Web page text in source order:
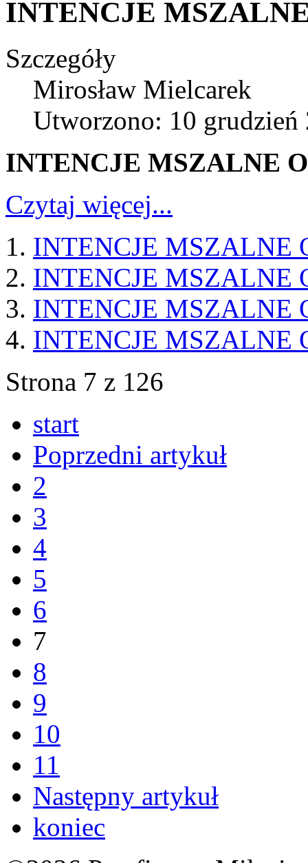
INTENCJE
Szczegóły
Mirosław Mielcarek
Utworzono: 10 grudzień
INTENCJE MSZALNE
Czytaj więcej...
INTENCJE MSZALNE
INTENCJE MSZALNE
INTENCJE MSZALNE
INTENCJE MSZALNE
Strona 7 z 126
start
Poprzedni artykuł
2
3
4
5
6
7
8
9
10
11
Następny artykuł
koniec